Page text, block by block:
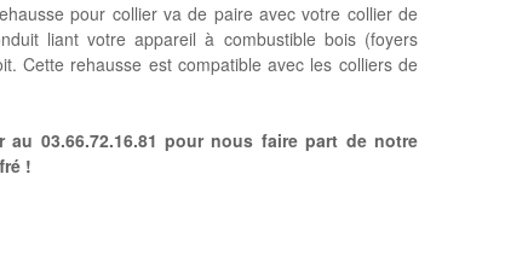
pour collier va de paire avec votre collier de
liant votre appareil à combustible bois (foyers
Cette rehausse est compatible avec les colliers de
03.66.72.16.81 pour nous faire part de notre
!